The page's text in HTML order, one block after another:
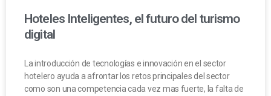
Hoteles Inteligentes, el futuro del turismo
digital
La introducción de tecnologías e innovación en el sector
hotelero ayuda a afrontar los retos principales del sector
como son una competencia cada vez mas fuerte, la falta de